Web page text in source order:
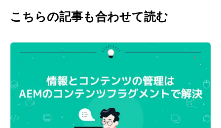
こちらの記事も合わせて読む